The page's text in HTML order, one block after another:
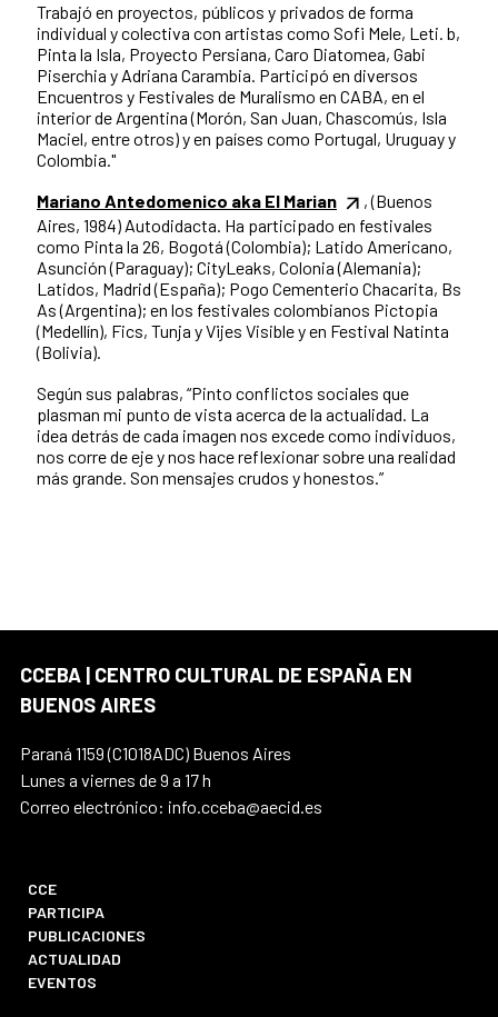
Trabajó en proyectos, públicos y privados de forma
individual y colectiva con artistas como Sofi Mele, Leti. b,
Pinta la Isla, Proyecto Persiana, Caro Diatomea, Gabi
Piserchia y Adriana Carambia. Participó en diversos
Encuentros y Festivales de Muralismo en CABA, en el
interior de Argentina (Morón, San Juan, Chascomús, Isla
Maciel, entre otros) y en países como Portugal, Uruguay y
Colombia."
Mariano Antedomenico aka El Marian
, (Buenos
Aires, 1984) Autodidacta. Ha participado en festivales
como Pinta la 26, Bogotá (Colombia); Latido Americano,
Asunción (Paraguay); CityLeaks, Colonia (Alemania);
Latidos, Madrid (España); Pogo Cementerio Chacarita, Bs
As (Argentina); en los festivales colombianos Pictopia
(Medellín), Fics, Tunja y Vijes Visible y en Festival Natinta
(Bolivia).
Según sus palabras, “Pinto conflictos sociales que
plasman mi punto de vista acerca de la actualidad. La
idea detrás de cada imagen nos excede como individuos,
nos corre de eje y nos hace reflexionar sobre una realidad
más grande. Son mensajes crudos y honestos.”
CCEBA | CENTRO CULTURAL DE ESPAÑA EN
BUENOS AIRES
Paraná 1159 (C1018ADC) Buenos Aires
Lunes a viernes de 9 a 17 h
Correo electrónico: info.cceba@aecid.es
CCE
PARTICIPA
PUBLICACIONES
ACTUALIDAD
EVENTOS